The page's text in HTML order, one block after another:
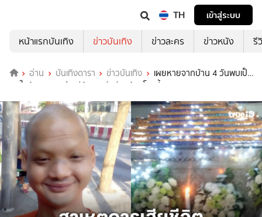
TH
เข้าสู่ระบบ
หน้าแรกบันเทิง
ข่าวบันเทิง ข่าวละคร ข่าวหนัง รี
อ่าน บันเทิงดารา ข่าวบันเทิง
เผยหายจากบ้าน 4 วันพบเป็น
ศพในห้องตลก“เก่ง ผีน้อย” เสียชีวิตด้วยโรคนี้